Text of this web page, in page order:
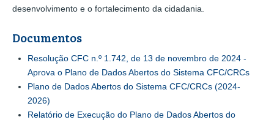
desenvolvimento e o fortalecimento da cidadania.
Documentos
Resolução CFC n.º 1.742, de 13 de novembro de 2024 -
Aprova o Plano de Dados Abertos do Sistema CFC/CRCs
Plano de Dados Abertos do Sistema CFC/CRCs (2024-
2026)
Relatório de Execução do Plano de Dados Abertos do